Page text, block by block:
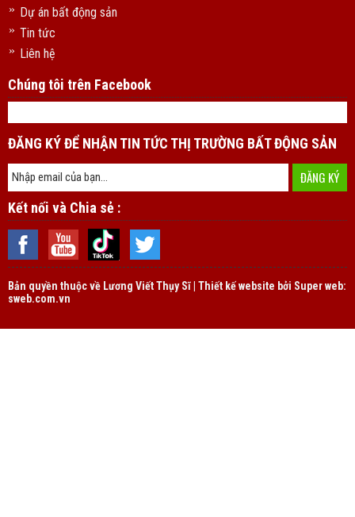
Dự án bất động sản
Tin tức
Liên hệ
Chúng tôi trên Facebook
ĐĂNG KÝ ĐỂ NHẬN TIN TỨC THỊ TRƯỜNG BẤT ĐỘNG SẢN
Kết nối và Chia sẻ :
Bản quyền thuộc về Lương Viết Thụy Sĩ | Thiết kế website bởi Super web:
sweb.com.vn